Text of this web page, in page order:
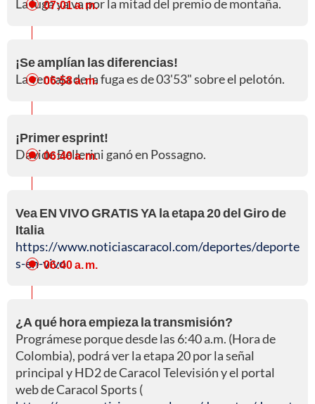
La fuga ya va por la mitad del premio de montaña.
07:01 a. m.
¡Se amplían las diferencias!
La ventaja de la fuga es de 03'53" sobre el pelotón.
06:58 a. m.
¡Primer esprint!
Davide Bellerini ganó en Possagno.
06:40 a. m.
Vea EN VIVO GRATIS YA la etapa 20 del Giro de
Italia
https://www.noticiascaracol.com/deportes/deporte
s-en-vivo06:40 a. m.
¿A qué hora empieza la transmisión?
Prográmese porque desde las 6:40 a.m. (Hora de
Colombia), podrá ver la etapa 20 por la señal
principal y HD2 de Caracol Televisión y el portal
web de Caracol Sports (